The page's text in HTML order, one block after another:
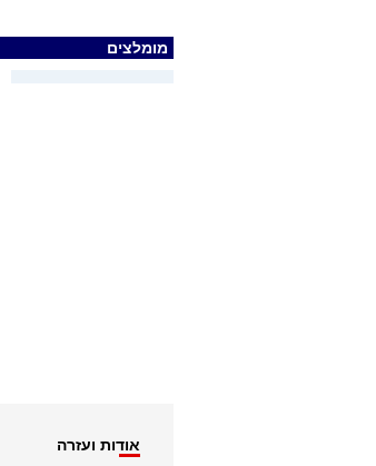
מומלצים
אודות ועזרה